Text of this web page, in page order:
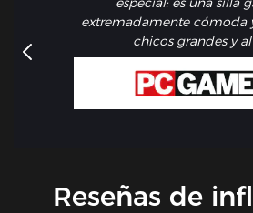
extremadamente cómoda
chicos grandes y
Reseñas de